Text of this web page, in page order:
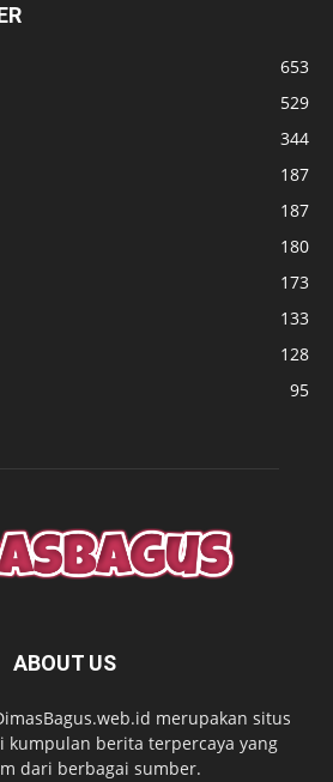
653
529
344
187
187
180
173
133
128
95
ABOUT US
merupakan situs
kumpulan berita terpercaya yang
dari berbagai sumber.